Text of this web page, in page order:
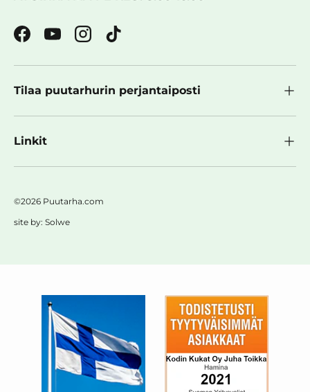
Facebook
YouTubeInstagram
TikTok
Tilaa puutarhurin perjantaiposti
Linkit
©2026 Puutarha.com
site by: Solwe